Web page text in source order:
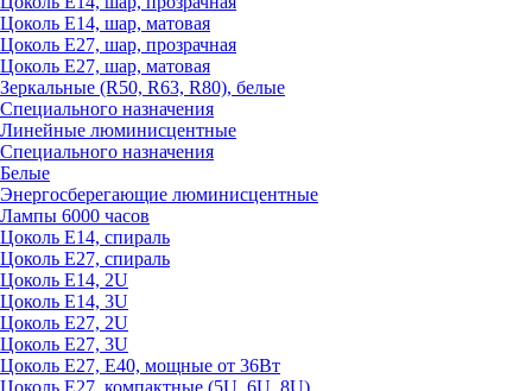
Цоколь Е14, шар, матовая
Цоколь Е27, шар, прозрачная
Цоколь Е27, шар, матовая
Зеркальные (R50, R63, R80), белые
Специального назначения
Линейные люминисцентные
Специального назначения
Белые
Энергосберегающие люминисцентные
Лампы 6000 часов
Цоколь Е14, спираль
Цоколь Е27, спираль
Цоколь Е14, 2U
Цоколь Е14, 3U
Цоколь Е27, 2U
Цоколь Е27, 3U
Цоколь Е27, Е40, мощные от 36Вт
Цоколь Е27, компактные (5U, 6U, 8U)